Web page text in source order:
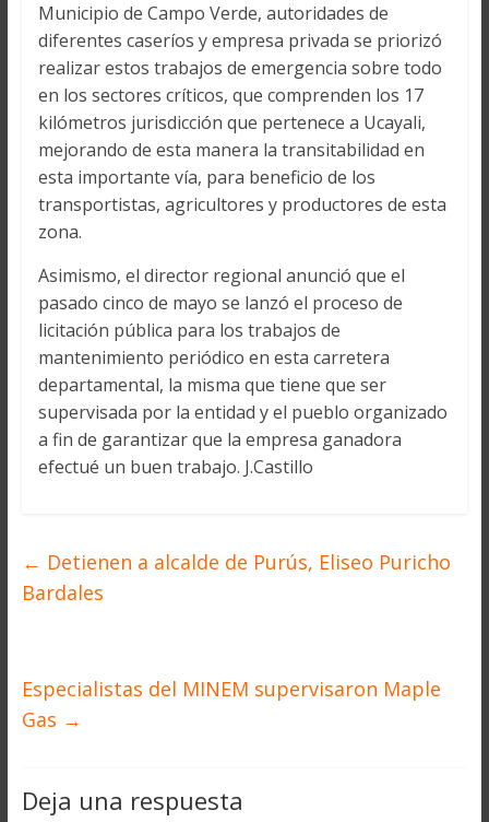
Municipio de Campo Verde, autoridades de
diferentes caseríos y empresa privada se priorizó
realizar estos trabajos de emergencia sobre todo
en los sectores críticos, que comprenden los 17
kilómetros jurisdicción que pertenece a Ucayali,
mejorando de esta manera la transitabilidad en
esta importante vía, para beneficio de los
transportistas, agricultores y productores de esta
zona.
Asimismo, el director regional anunció que el
pasado cinco de mayo se lanzó el proceso de
licitación pública para los trabajos de
mantenimiento periódico en esta carretera
departamental, la misma que tiene que ser
supervisada por la entidad y el pueblo organizado
a fin de garantizar que la empresa ganadora
efectué un buen trabajo. J.Castillo
← Detienen a alcalde de Purús, Eliseo Puricho
Bardales
Especialistas del MINEM supervisaron Maple
Gas →
Deja una respuesta